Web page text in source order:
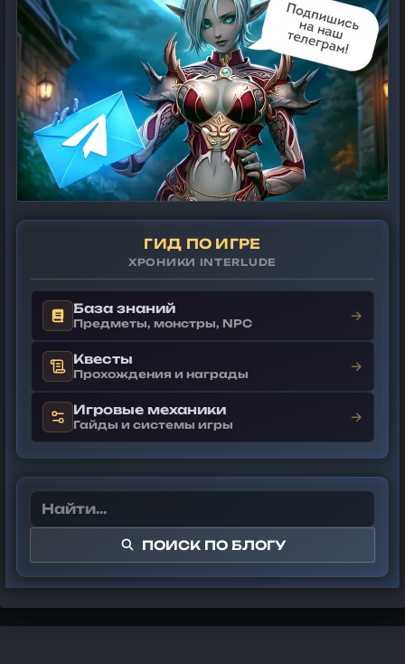
ГИД ПО ИГРЕ
ХРОНИКИ INTERLUDE
База знаний
Предметы, монстры, NPC →
Квесты
Прохождения и награды →
Игровые механики
Гайды и системы игры →
ПОИСК ПО БЛОГУ